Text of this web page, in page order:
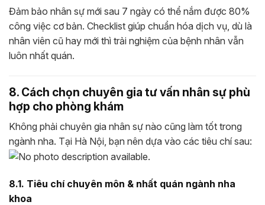
Đảm bảo nhân sự mới sau 7 ngày có thể nắm được 80%
công việc cơ bản. Checklist giúp chuẩn hóa dịch vụ, dù là
nhân viên cũ hay mới thì trải nghiệm của bệnh nhân vẫn
luôn nhất quán.
8. Cách chọn chuyên gia tư vấn nhân sự phù
hợp cho phòng khám
Không phải chuyên gia nhân sự nào cũng làm tốt trong
ngành nha. Tại Hà Nội, bạn nên dựa vào các tiêu chí sau:
8.1. Tiêu chí chuyên môn & nhất quán ngành nha
khoa